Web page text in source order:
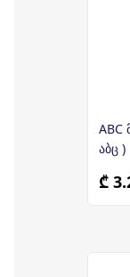
ABC
აბც )
₾